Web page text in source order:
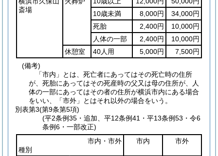
斎場
10歳未満
8,000円
34,000円
死胎
2,400円
10,000円
人体の一部
2,400円
10,000円
休憩室
40人用 5,000円
7,500円
(備考)
「市内」とは、死亡者にあってはその死亡時の住所
が、死胎にあってはその死産時の父又は母の住所が、人
体の一部にあってはその者の住所が横浜市内にある場合
をいい、「市外」とはそれ以外の場合をいう。
別表第3(第9条第5項)
(平2条例35・追加、平12条例41・平13条例53・令6
条例6・一部改正)
市内・市外
種別
市内 市外